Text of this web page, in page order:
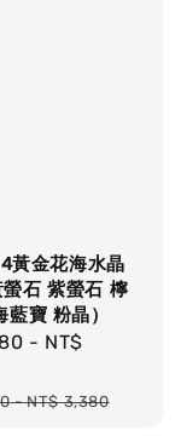
黃金花海水晶
石 紫螢石 檸
寶 粉晶）
- NT$
-NT$ 3,380